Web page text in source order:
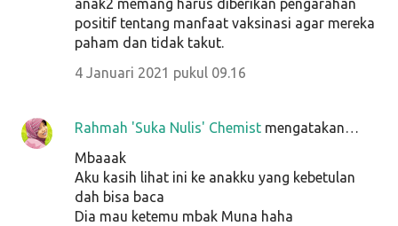
positif tentang manfaat vaksinasi agar mereka
paham dan tidak takut.
4 Januari 2021 pukul 09.16
Rahmah 'Suka Nulis' Chemist mengatakan…
Mbaaak
Aku kasih lihat ini ke anakku yang kebetulan
dah bisa baca
Dia mau ketemu mbak Muna haha